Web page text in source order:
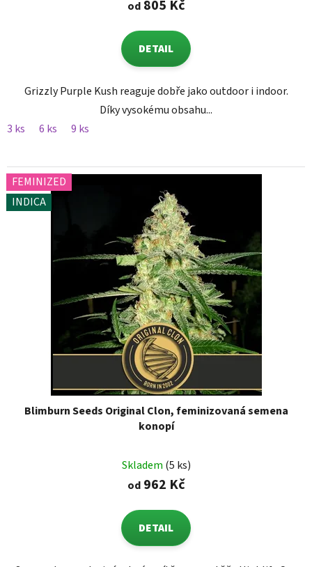
od805 Kč
DETAIL
Grizzly Purple Kush reaguje dobře jako outdoor i indoor.
Díky vysokému obsahu...
3 ks
6 ks 9 ks
FEMINIZED
INDICA
Blimburn Seeds Original Clon, feminizovaná semena
konopí
Skladem (5 ks)
od962 Kč
DETAIL